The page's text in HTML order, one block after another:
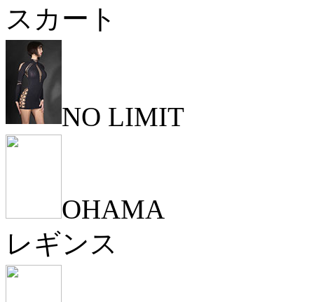
スカート
NO LIMIT
OHAMA
レギンス